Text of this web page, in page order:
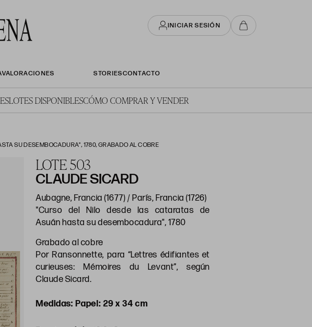
INICIAR SESIÓN
VALORACIONES STORIESCONTACTO
LOTES DISPONIBLESCÓMO COMPRAR Y VENDER
SU DESEMBOCADURA", 1780, GRABADO AL COBRE
LOTE 503
CLAUDE SICARD
Aubagne, Francia (1677) / París, Francia (1726)
"Curso del Nilo desde las cataratas de
Asuán hasta su desembocadura", 1780
Grabado al cobre
Por Ransonnette, para “Lettres édifiantes et
curieuses: Mémoires du Levant”, según
Claude Sicard.
Papel: 29 x 34 cm